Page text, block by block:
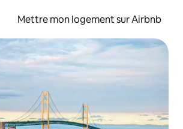
Mettre mon logement sur Airbnb